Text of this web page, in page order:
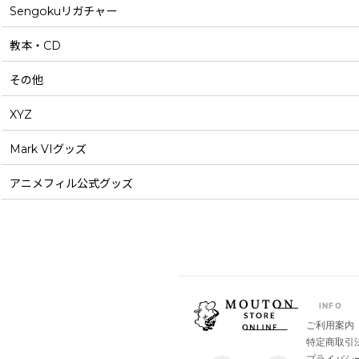
Sengokuリガチャー
教本・CD
その他
XYZ
Mark VIグッズ
アニメフィル公式グッズ
INFO
ご利用案内
特定商取引